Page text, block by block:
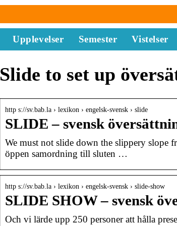
Upplevelser Semester Vistelser
Slide to set up
http s://sv.bab.la › lexikon › engelsk-svensk › slide
SLIDE – svensk
We must not slide down the slippery slope
öppen samordning till sluten …
http s://sv.bab.la › lexikon › engelsk-svensk › slide-show
SLIDE SHOW – svensk
Och vi lärde upp 250 personer att hålla